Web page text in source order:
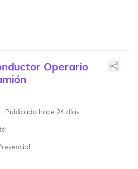
Operario
Publicado hace 24 días